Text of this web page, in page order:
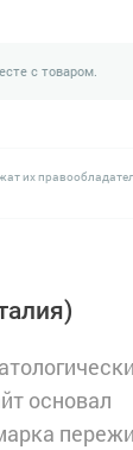
с товаром.
их
основал